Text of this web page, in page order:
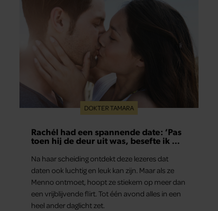
afgelopen jaren steeds moeilijker bereikbaar
geworden en gunt hij de media nauwelijks nog
DOKTER TAMARA
Rachél had een spannende date: ‘Pas
toen hij de deur uit was, besefte ik wat
Na haar scheiding ontdekt deze lezeres dat
daten ook luchtig en leuk kan zijn. Maar als ze
Menno ontmoet, hoopt ze stiekem op meer dan
een vrijblijvende flirt. Tot één avond alles in een
heel ander daglicht zet.